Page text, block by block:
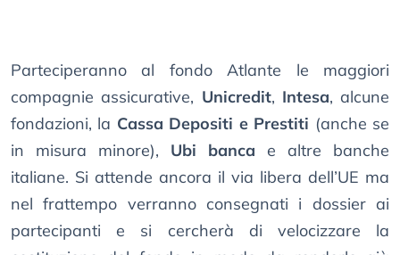
Parteciperanno al fondo Atlante le maggiori
compagnie assicurative, Unicredit, Intesa, alcune
fondazioni, la Cassa Depositi e Prestiti (anche se
in misura minore), Ubi banca e altre banche
italiane. Si attende ancora il via libera dell’UE ma
nel frattempo verranno consegnati i dossier ai
partecipanti e si cercherà di velocizzare la